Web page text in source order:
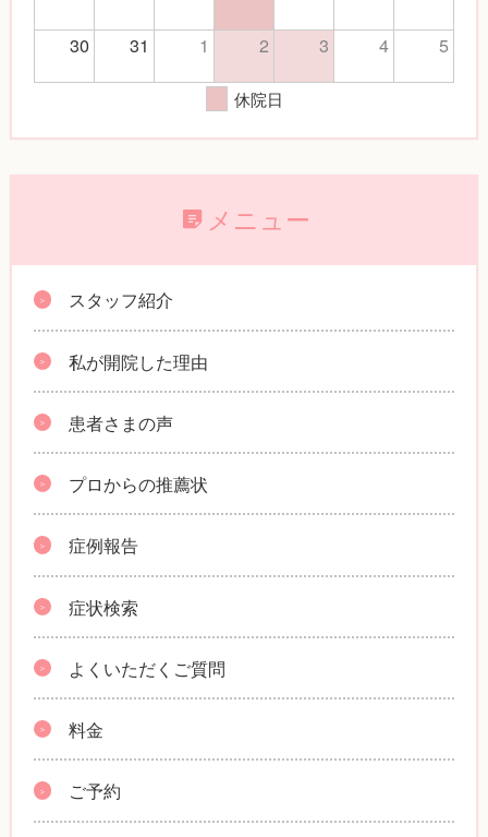
30
31 1 2 3 4 5
休院日
メニュー
スタッフ紹介
私が開院した理由
患者さまの声
プロからの推薦状
症例報告
症状検索
よくいただくご質問
料金
ご予約